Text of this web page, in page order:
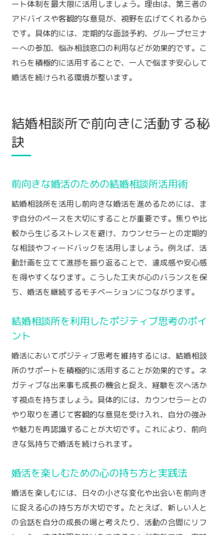
心配事を相談できる結婚相談所の強み
毎日を楽しむためのメンタル維持ポイント
結婚相談所で日々の婚活を楽しむ工夫
メンタルを維持しながら婚活する秘訣
日常に喜びを見つける結婚相談所活用法
結婚相談所で心の健康を保つ毎日の工夫
婚活中も楽しく過ごすメンタルケアの極意
ート体制を最大限に活用しましょう。理由は、第三者の
アドバイスや客観的な意見が、視野を広げてくれるから
です。具体的には、定期的な面談予約、グループセミナ
ーへの参加、悩み相談窓口の利用などが効果的です。こ
れらを積極的に活用することで、一人で悩まず安心して
婚活を続けられる環境が整います。
結婚相談所で前向きに活動する秘
訣
前向きな婚活のための結婚相談所活用術
結婚相談所を活用し前向きな婚活を進めるためには、ま
ず自分のペースを大切にすることが重要です。焦りや比
較から生じるストレスを避け、カウンセラーとの定期的
な相談やフィードバックを活用しましょう。例えば、活
動計画を立てて進捗を振り返ることで、達成感や安心感
を得やすくなります。こうした工夫が心のバランスを保
ち、婚活を継続するモチベーションにつながります。
結婚相談所を利用したポジティブ思考のポイ
ント
婚活においてポジティブ思考を維持するには、結婚相談
所のサポートを積極的に活用することが効果的です。ネ
ガティブな出来事も成長の機会と捉え、経験を次へ活か
す視点を持ちましょう。具体的には、カウンセラーとの
やり取りを通じて客観的な意見を受け入れ、自分の強み
や魅力を再認識することが大切です。これにより、前向
きな気持ちで婚活を続けられます。
婚活を楽しむための心の持ち方と実践法
婚活を楽しむには、日々の小さな変化や出会いを前向き
に捉える心の持ち方が大切です。たとえば、新しい人と
の会話を自分の成長の場と考えたり、活動の合間にリフ